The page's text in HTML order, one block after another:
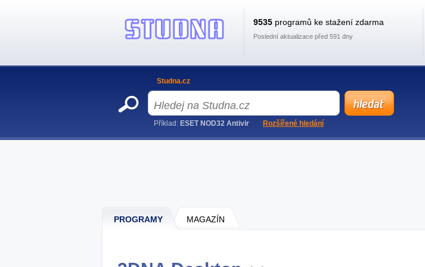
PROGRAMY MAGAZÍN
9535 programů ke stažení zdarma
Poslední aktualizace před 591 dny
Studna.cz
Příklad: ESET NOD32 Antivir Rozšířené hledání